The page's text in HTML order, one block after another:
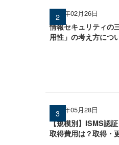
2026年02月26日
情報セキュリティの
用性」の考え方につ
2026年05月28日
【規模別】ISMS認
取得費用は？取得・